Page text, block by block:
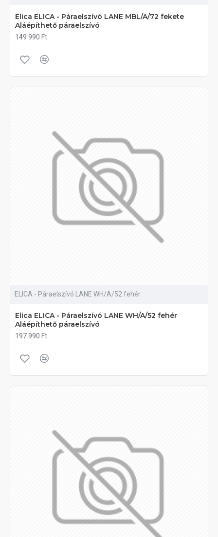
Elica ELICA - Páraelszívó LANE MBL/A/72 fekete
Aláépíthető páraelszívó
149 990 Ft
ELICA - Páraelszívó LANE WH/A/52 fehér
Elica ELICA - Páraelszívó LANE WH/A/52 fehér
Aláépíthető páraelszívó
197 990 Ft